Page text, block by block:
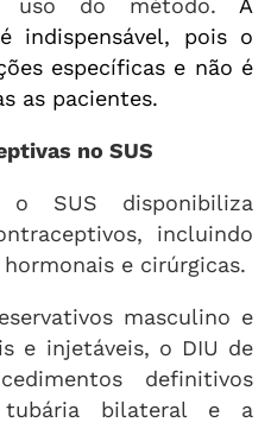
uso do método. A
indispensável, pois o
específicas e não é
as pacientes.
no SUS
SUS disponibiliza
incluindo
e cirúrgicas.
masculino e
e injetáveis, o DIU de
definitivos
bilateral e a